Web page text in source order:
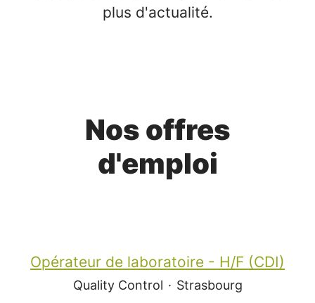
plus d'actualité.
Nos offres
d'emploi
Opérateur de laboratoire - H/F (CDI)
Quality Control · Strasbourg